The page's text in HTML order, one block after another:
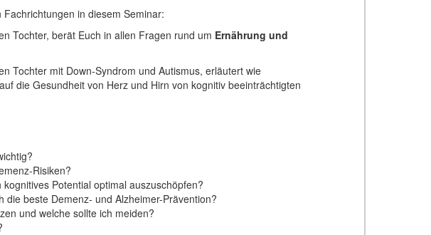
in diesem Seminar:
Tochter, berät Euch in allen Fragen rund um Ernährung und
Tochter mit Down-Syndrom und Autismus, erläutert wie
die Gesundheit von Herz und Hirn von kognitiv beeinträchtigten
Risiken?
Potential optimal auszuschöpfen?
beste Demenz- und Alzheimer-Prävention?
und welche sollte ich meiden?